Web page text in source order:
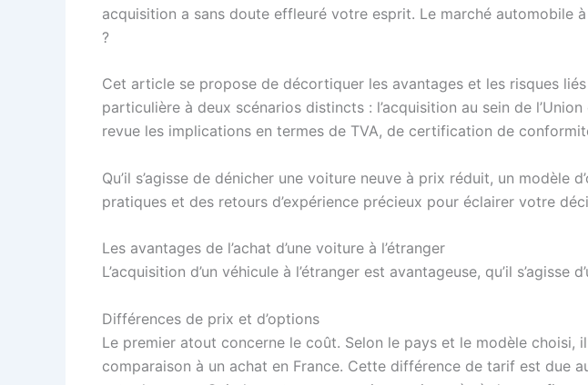
acquisition a sans doute effleuré votre esprit. Le marché automobile
?
Cet article se propose de décortiquer les avantages et les risques
particulière à deux scénarios distincts : l’acquisition au sein de
revue les implications en termes de TVA, de certification de
Qu’il s’agisse de dénicher une voiture neuve à prix réduit, un
pratiques et des retours d’expérience précieux pour éclairer votre
Les avantages de l’achat d’une voiture à l’étranger
L’acquisition d’un véhicule à l’étranger est avantageuse, qu’il
Différences de prix et d’options
Le premier atout concerne le coût. Selon le pays et le modèle
comparaison à un achat en France. Cette différence de tarif est due